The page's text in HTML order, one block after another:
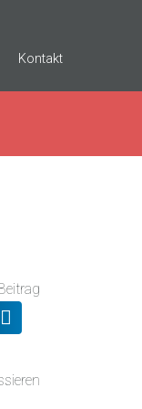
Kontakt